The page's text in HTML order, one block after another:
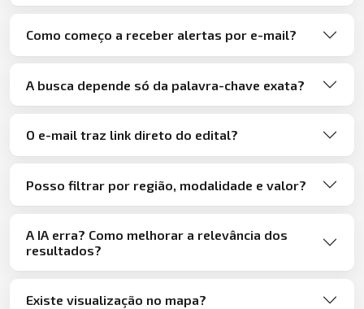
Como começo a receber alertas por e-mail?
A busca depende só da palavra-chave exata?
O e-mail traz link direto do edital?
Posso filtrar por região, modalidade e valor?
A IA erra? Como melhorar a relevância dos
resultados?
Existe visualização no mapa?